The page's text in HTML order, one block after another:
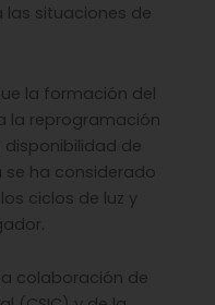
situaciones de
la formación del
la reprogramación
de
se ha considerado
ciclos de luz y
colaboración de